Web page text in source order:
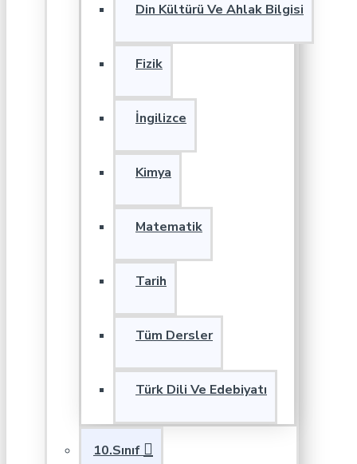
Din Kültürü Ve Ahlak Bilgisi
Fizik
İngilizce
Kimya
Matematik
Tarih
Tüm Dersler
Türk Dili Ve Edebiyatı
10.Sınıf